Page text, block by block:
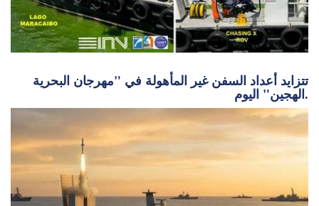
تتزايد أعداد السفن غير المأهولة في "مهرجان البحرية
الهجين" اليوم.